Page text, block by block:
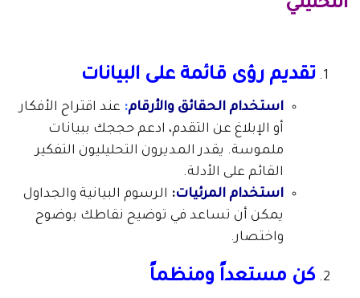
التحليلي
تقديم رؤى قائمة على البيانات
استخدام الحقائق والأرقام: عند اقتراح الأفكار
أو الإبلاغ عن التقدم، ادعم حججك ببيانات
ملموسة. يقدر المديرون التحليليون التفكير
القائم على الأدلة.
استخدام المرئيات: الرسوم البيانية والجداول
يمكن أن تساعد في توضيح نقاطك بوضوح
واختصار.
كن مستعداً ومنظماً